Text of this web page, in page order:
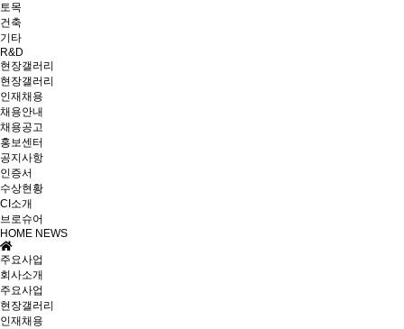
토목
건축
기타
R&D
현장갤러리
현장갤러리
인재채용
채용안내
채용공고
홍보센터
공지사항
인증서
수상현황
CI소개
브로슈어
HOME NEWS
주요사업
회사소개
주요사업
현장갤러리
인재채용